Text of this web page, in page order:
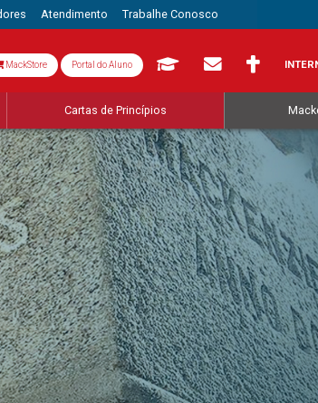
Atendimento Trabalhe Conosco
MackStore Portal do Aluno
Cartas de Princípios